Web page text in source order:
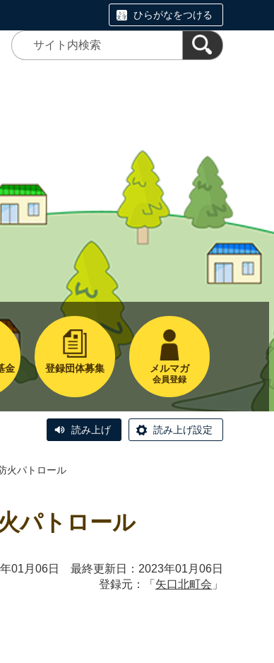
ひらがなをつける
金 登録団体募集 メルマガ
会員登録
読み上げ 読み上げ設定
火パトロール
パトロール
01月06日 最終更新日：2023年01月06日
登録元：「 矢口北町会 」